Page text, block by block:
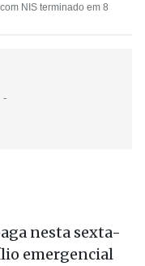
NIS terminado em 8
nesta sexta-
emergencial